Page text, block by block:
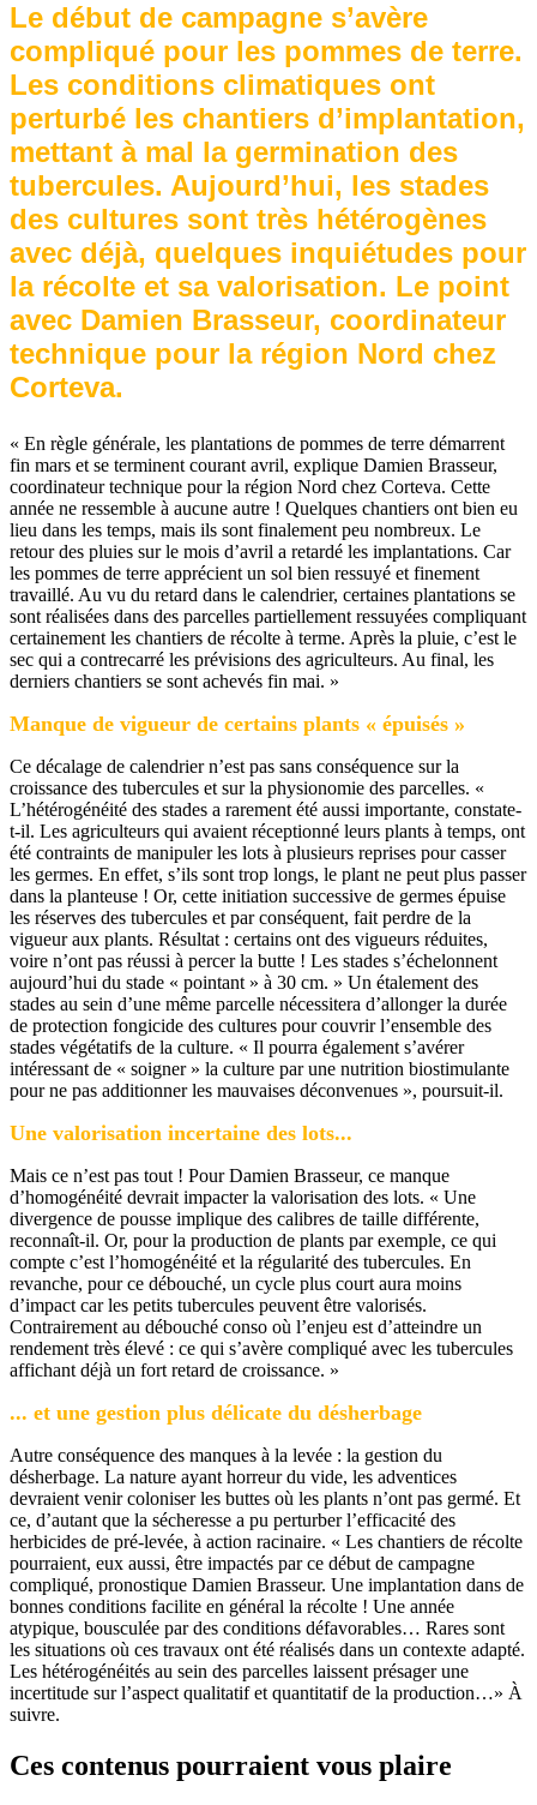
Le début de campagne s’avère
compliqué pour les pommes de terre.
Les conditions climatiques ont
perturbé les chantiers d’implantation,
mettant à mal la germination des
tubercules. Aujourd’hui, les stades
des cultures sont très hétérogènes
avec déjà, quelques inquiétudes pour
la récolte et sa valorisation. Le point
avec Damien Brasseur, coordinateur
technique pour la région Nord chez
Corteva.
« En règle générale, les plantations de pommes de terre démarrent
fin mars et se terminent courant avril, explique Damien Brasseur,
coordinateur technique pour la région Nord chez Corteva. Cette
année ne ressemble à aucune autre ! Quelques chantiers ont bien eu
lieu dans les temps, mais ils sont finalement peu nombreux. Le
retour des pluies sur le mois d’avril a retardé les implantations. Car
les pommes de terre apprécient un sol bien ressuyé et finement
travaillé. Au vu du retard dans le calendrier, certaines plantations se
sont réalisées dans des parcelles partiellement ressuyées compliquant
certainement les chantiers de récolte à terme. Après la pluie, c’est le
sec qui a contrecarré les prévisions des agriculteurs. Au final, les
derniers chantiers se sont achevés fin mai. »
Manque de vigueur de certains plants « épuisés »
Ce décalage de calendrier n’est pas sans conséquence sur la
croissance des tubercules et sur la physionomie des parcelles. «
L’hétérogénéité des stades a rarement été aussi importante, constate-
t-il. Les agriculteurs qui avaient réceptionné leurs plants à temps, ont
été contraints de manipuler les lots à plusieurs reprises pour casser
les germes. En effet, s’ils sont trop longs, le plant ne peut plus passer
dans la planteuse ! Or, cette initiation successive de germes épuise
les réserves des tubercules et par conséquent, fait perdre de la
vigueur aux plants. Résultat : certains ont des vigueurs réduites,
voire n’ont pas réussi à percer la butte ! Les stades s’échelonnent
aujourd’hui du stade « pointant » à 30 cm. » Un étalement des
stades au sein d’une même parcelle nécessitera d’allonger la durée
de protection fongicide des cultures pour couvrir l’ensemble des
stades végétatifs de la culture. « Il pourra également s’avérer
intéressant de « soigner » la culture par une nutrition biostimulante
pour ne pas additionner les mauvaises déconvenues », poursuit-il.
Une valorisation incertaine des lots...
Mais ce n’est pas tout ! Pour Damien Brasseur, ce manque
d’homogénéité devrait impacter la valorisation des lots. « Une
divergence de pousse implique des calibres de taille différente,
reconnaît-il. Or, pour la production de plants par exemple, ce qui
compte c’est l’homogénéité et la régularité des tubercules. En
revanche, pour ce débouché, un cycle plus court aura moins
d’impact car les petits tubercules peuvent être valorisés.
Contrairement au débouché conso où l’enjeu est d’atteindre un
rendement très élevé : ce qui s’avère compliqué avec les tubercules
affichant déjà un fort retard de croissance. »
... et une gestion plus délicate du désherbage
Autre conséquence des manques à la levée : la gestion du
désherbage. La nature ayant horreur du vide, les adventices
devraient venir coloniser les buttes où les plants n’ont pas germé. Et
ce, d’autant que la sécheresse a pu perturber l’efficacité des
herbicides de pré-levée, à action racinaire. « Les chantiers de récolte
pourraient, eux aussi, être impactés par ce début de campagne
compliqué, pronostique Damien Brasseur. Une implantation dans de
bonnes conditions facilite en général la récolte ! Une année
atypique, bousculée par des conditions défavorables… Rares sont
les situations où ces travaux ont été réalisés dans un contexte adapté.
Les hétérogénéités au sein des parcelles laissent présager une
incertitude sur l’aspect qualitatif et quantitatif de la production…» À
suivre.
Ces contenus pourraient vous plaire